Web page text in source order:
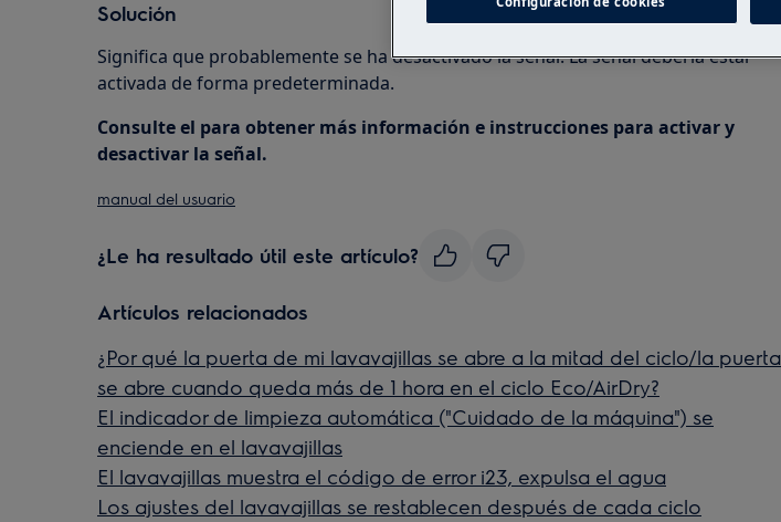
Solución
Significa que probablemente se ha desactivado la señal. La señal debería estar
activada de forma predeterminada.
Consulte el para obtener más información e instrucciones para activar y
desactivar la señal.
manual del usuario
¿Le ha resultado útil este artículo?
Artículos relacionados
¿Por qué la puerta de mi lavavajillas se abre a la mitad del ciclo/la puerta
se abre cuando queda más de 1 hora en el ciclo Eco/AirDry?
El indicador de limpieza automática ("Cuidado de la máquina") se
enciende en el lavavajillas
El lavavajillas muestra el código de error i23, expulsa el agua
Los ajustes del lavavajillas se restablecen después de cada ciclo